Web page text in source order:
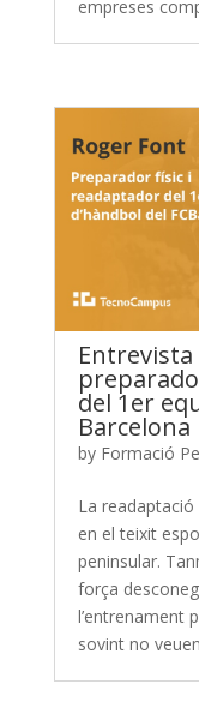
empreses
Entrevista
del 1er
Barcelona
by Formació
La
en el teixit
peninsular.
força
l’entrenament
sovint no